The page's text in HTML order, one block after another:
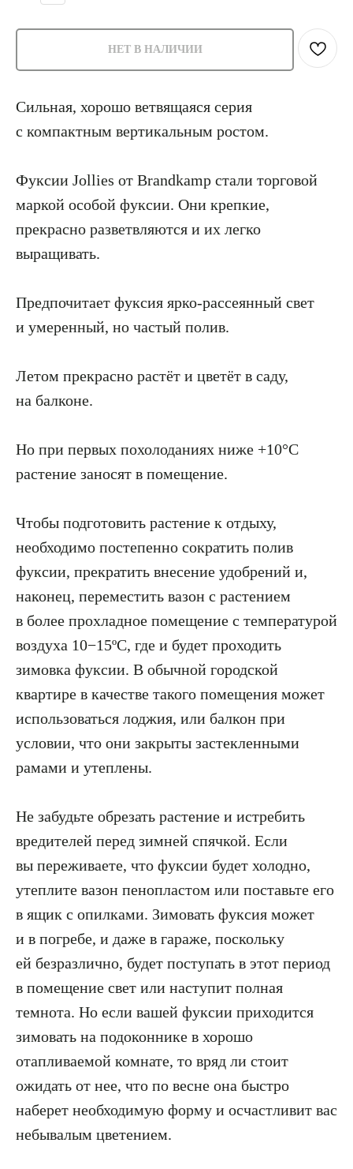
НЕТ В НАЛИЧИИ
Сильная, хорошо ветвящаяся серия
с компактным вертикальным ростом.
Фуксии Jollies от Brandkamp стали торговой
маркой особой фуксии. Они крепкие,
прекрасно разветвляются и их легко
выращивать.
Предпочитает фуксия ярко-рассеянный свет
и умеренный, но частый полив.
Летом прекрасно растёт и цветёт в саду,
на балконе.
Но при первых похолоданиях ниже +10°С
растение заносят в помещение.
Чтобы подготовить растение к отдыху,
необходимо постепенно сократить полив
фуксии, прекратить внесение удобрений и,
наконец, переместить вазон с растением
в более прохладное помещение с температурой
воздуха 10−15ºC, где и будет проходить
зимовка фуксии. В обычной городской
квартире в качестве такого помещения может
использоваться лоджия, или балкон при
условии, что они закрыты застекленными
рамами и утеплены.
Не забудьте обрезать растение и истребить
вредителей перед зимней спячкой. Если
вы переживаете, что фуксии будет холодно,
утеплите вазон пенопластом или поставьте его
в ящик с опилками. Зимовать фуксия может
и в погребе, и даже в гараже, поскольку
ей безразлично, будет поступать в этот период
в помещение свет или наступит полная
темнота. Но если вашей фуксии приходится
зимовать на подоконнике в хорошо
отапливаемой комнате, то вряд ли стоит
ожидать от нее, что по весне она быстро
наберет необходимую форму и осчастливит вас
небывалым цветением.